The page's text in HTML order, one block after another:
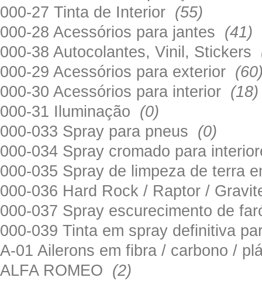
000-27 Tinta de Interior (55)
000-28 Acessórios para jantes (41)
000-38 Autocolantes, Vinil, Stickers
000-29 Acessórios para exterior
000-30 Acessórios para interior (18)
000-31 Iluminação (0)
000-033 Spray para pneus (0)
000-034 Spray cromado para
000-035 Spray de limpeza de terra
000-036 Hard Rock / Raptor /
000-037 Spray escurecimento de
000-039 Tinta em spray definitiva
A-01 Ailerons em fibra / carbono /
ALFA ROMEO (2)